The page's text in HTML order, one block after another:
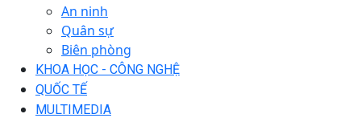
An ninh
Quân sự
Biên phòng
KHOA HỌC - CÔNG NGHỆ
QUỐC TẾ
MULTIMEDIA